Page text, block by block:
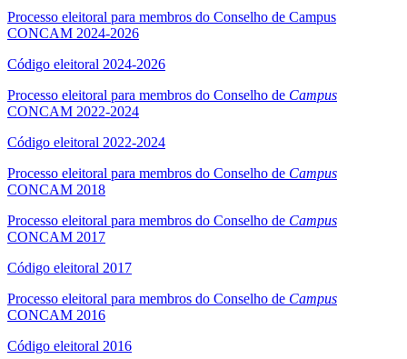
Processo eleitoral para membros do Conselho de Campus
CONCAM 2024-2026
Código eleitoral 2024-2026
Processo eleitoral para membros do Conselho de Campus
CONCAM 2022-2024
Código eleitoral 2022-2024
Processo eleitoral para membros do Conselho de Campus
CONCAM 2018
Processo eleitoral para membros do Conselho de Campus
CONCAM 2017
Código eleitoral 2017
Processo eleitoral para membros do Conselho de Campus
CONCAM 2016
Código eleitoral 2016